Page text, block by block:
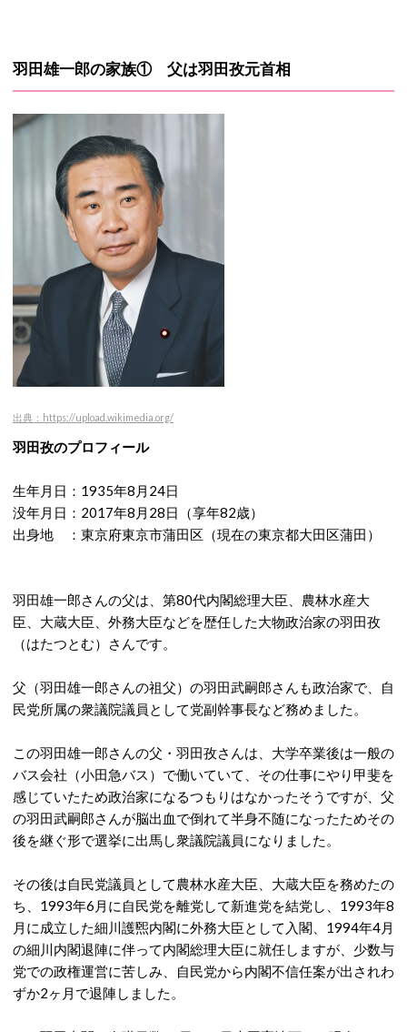
羽田雄一郎の家族① 父は羽田孜元首相
出典：https://upload.wikimedia.org/
羽田孜のプロフィール
生年月日：1935年8月24日
没年月日：2017年8月28日（享年82歳）
出身地 ：東京府東京市蒲田区（現在の東京都大田区蒲田）
羽田雄一郎さんの父は、第80代内閣総理大臣、農林水産大
臣、大蔵大臣、外務大臣などを歴任した大物政治家の羽田孜
（はたつとむ）さんです。
父（羽田雄一郎さんの祖父）の羽田武嗣郎さんも政治家で、自
民党所属の衆議院議員として党副幹事長など務めました。
この羽田雄一郎さんの父・羽田孜さんは、大学卒業後は一般の
バス会社（小田急バス）で働いていて、その仕事にやり甲斐を
感じていたため政治家になるつもりはなかったそうですが、父
の羽田武嗣郎さんが脳出血で倒れて半身不随になったためその
後を継ぐ形で選挙に出馬し衆議院議員になりました。
その後は自民党議員として農林水産大臣、大蔵大臣を務めたの
ち、1993年6月に自民党を離党して新進党を結党し、1993年8
月に成立した細川護煕内閣に外務大臣として入閣、1994年4月
の細川内閣退陣に伴って内閣総理大臣に就任しますが、少数与
党での政権運営に苦しみ、自民党から内閣不信任案が出されわ
ずか2ヶ月で退陣しました。